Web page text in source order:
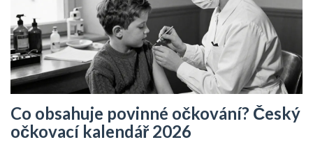
Co obsahuje povinné očkování? Český
očkovací kalendář 2026